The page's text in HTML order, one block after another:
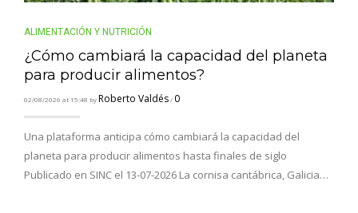
ALIMENTACIÓN Y NUTRICIÓN
¿Cómo cambiará la capacidad del planeta
para producir alimentos?
02/08/2026 at 15:48 byRoberto Valdés/ 0
Una plataforma anticipa cómo cambiará la capacidad del
planeta para producir alimentos hasta finales de siglo
Publicado en SINC el 13-07-2026 La cornisa cantábrica, Galicia…